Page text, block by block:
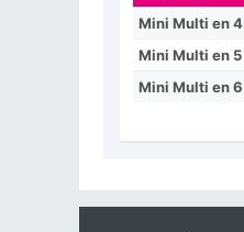
Mini Multi en 4
Mini Multi en 5
Mini Multi en 6